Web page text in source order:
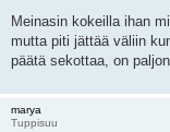
s
Meinasin kokeilla ihan
mutta piti jättää väliin
päätä sekottaa, on
marya
Tuppisuu